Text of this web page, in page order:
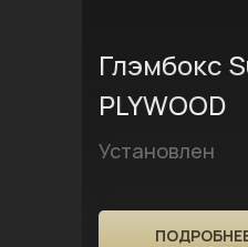
Глэмбокс
PLYWOOD
Установлен